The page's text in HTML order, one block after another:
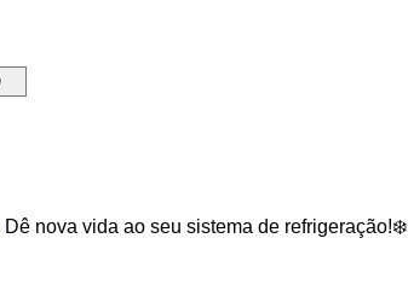
Dê nova vida ao seu sistema de refrigeração!❄️